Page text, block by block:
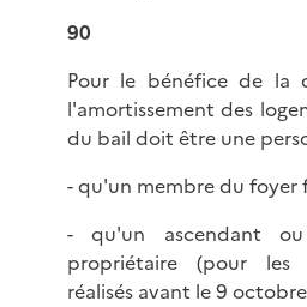
90
Pour le bénéfice de
l'amortissement des
du bail doit être une
- qu'un membre du foyer
- qu'un ascendant
propriétaire (pour les
réalisés avant le 9